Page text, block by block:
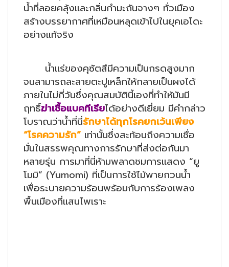
น้ำที่ลอยคลุ้งและกลิ่นกำมะถันจางๆ ทั่วเมือง
สร้างบรรยากาศที่เหมือนหลุดเข้าไปในยุคเอโดะ
อย่างแท้จริง
น้ำแร่ของคุซัตสึมีความเป็นกรดสูงมาก
จนสามารถละลายตะปูเหล็กให้กลายเป็นผงได้
ภายในไม่กี่วันซึ่งคุณสมบัตินี้เองที่ทำให้มันมี
ฤทธิ์ฆ่าเชื้อแบคทีเรียได้อย่างดีเยี่ยม มีคำกล่าว
โบราณว่าน้ำที่นี่รักษาได้ทุกโรคยกเว้นเพียง
“โรคความรัก” เท่านั้นซึ่งสะท้อนถึงความเชื่อ
มั่นในสรรพคุณทางการรักษาที่ส่งต่อกันมา
หลายรุ่น การมาที่นี่ห้ามพลาดชมการแสดง “ยู
โมมิ” (Yumomi) ที่เป็นการใช้ไม้พายกวนน้ำ
เพื่อระบายความร้อนพร้อมกับการร้องเพลง
พื้นเมืองที่แสนไพเราะ